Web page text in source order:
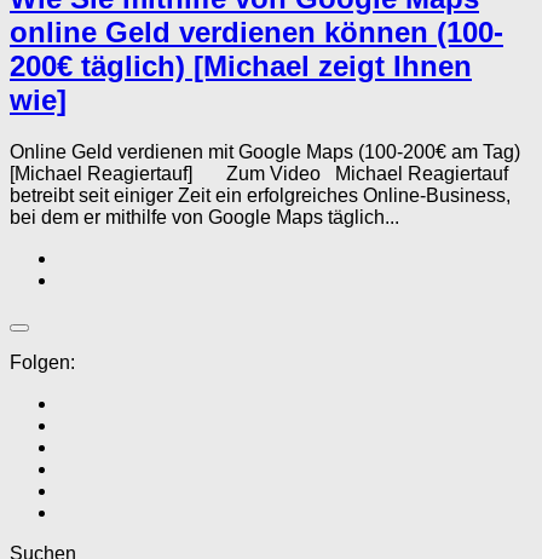
online Geld verdienen können (100-
200€ täglich) [Michael zeigt Ihnen
wie]
Online Geld verdienen mit Google Maps (100-200€ am Tag)
[Michael Reagiertauf] Zum Video Michael Reagiertauf
betreibt seit einiger Zeit ein erfolgreiches Online-Business,
bei dem er mithilfe von Google Maps täglich...
Folgen:
Suchen